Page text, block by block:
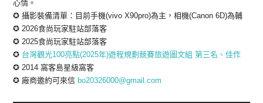
心情。
✪ 攝影裝備清單：目前手機(vivo X90pro)為主，相機(Canon 6D)為輔
✪ 2026食尚玩家駐站部落客
✪ 2025食尚玩家駐站部落客
✪ 台灣觀光100亮點(2025年)遊程規劃競賽旅遊圖文組 第三名、佳作
✪ 2014 窩客島星級窩客
✪ 廠商邀約可來信 bo20326000@gmail.com